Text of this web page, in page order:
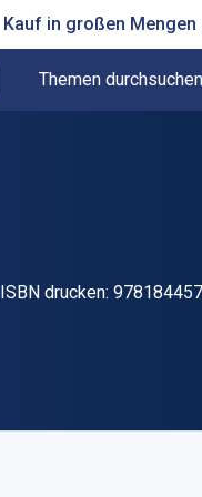
Kauf in großen Mengen
Themen durchsuchen
ISBN drucken: